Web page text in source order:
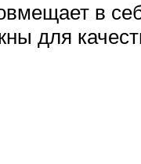
в
для